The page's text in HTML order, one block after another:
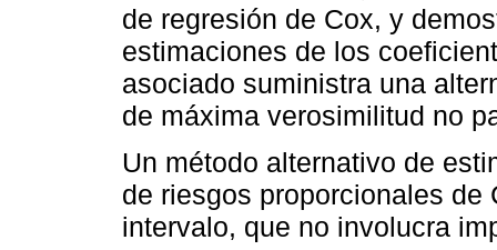
de regresión de Cox, y
estimaciones de los
asociado suministra una
de máxima verosimilitud no
Un método alternativo de
de riesgos proporcionales de
intervalo, que no involucra